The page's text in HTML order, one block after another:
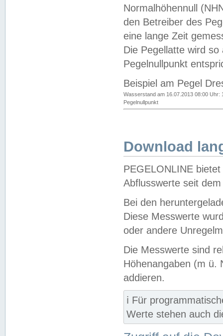
Normalhöhennull
den Betreiber des
eine lange Zeit
Die Pegellatte wird
Pegelnullpunkt
Beispiel am Pegel
Wasserstand am 16.07.2013 08:00 Uhr:
Pegelnullpunkt
Download
PEGELONLINE
Abflusswerte seit
Bei den
Diese Messwerte
oder andere
Die Messwerte sind
Höhenangaben (m ü.
addieren.
ℹ️ Für
Werte stehen auch